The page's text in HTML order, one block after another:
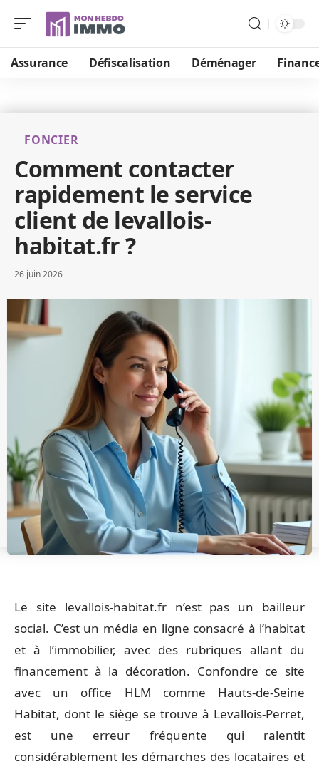
Assurance Défiscalisation Déménager
FONCIER
Comment contacter
rapidement le service
client de levallois-
habitat.fr ?
26 juin 2026
Le site levallois-habitat.fr n’est pas un bailleur
social. C’est un média en ligne consacré à l’habitat
et à l’immobilier, avec des rubriques allant du
financement à la décoration. Confondre ce site
avec un office HLM comme Hauts-de-Seine
Habitat, dont le siège se trouve à Levallois-Perret,
est une erreur fréquente qui ralentit
considérablement les démarches des locataires et